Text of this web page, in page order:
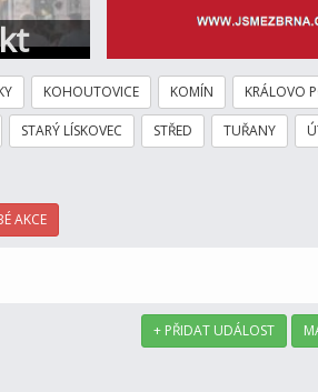
KOHOUTOVICE KOMÍN KRÁLOVO
STARÝ LÍSKOVEC STŘED TUŘANY
AKCE
+ PŘIDAT UDÁLOST